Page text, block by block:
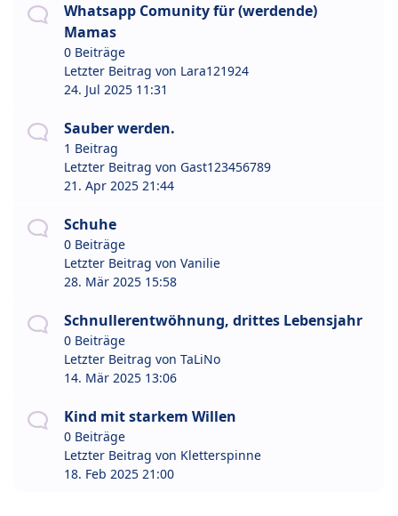
Whatsapp Comunity für (werdende)
Mamas
0 Beiträge
Letzter Beitrag von Lara121924
24. Jul 2025 11:31
Sauber werden.
1 Beitrag
Letzter Beitrag von Gast123456789
21. Apr 2025 21:44
Schuhe
0 Beiträge
Letzter Beitrag von Vanilie
28. Mär 2025 15:58
Schnullerentwöhnung, drittes Lebensjahr
0 Beiträge
Letzter Beitrag von TaLiNo
14. Mär 2025 13:06
Kind mit starkem Willen
0 Beiträge
Letzter Beitrag von Kletterspinne
18. Feb 2025 21:00